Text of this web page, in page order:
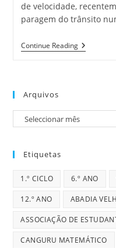
de velocidade,
paragem do trânsito
Continue Reading
Dos
Arquivos
Arquivos
Etiquetas
1.º CICLO 6.º ANO
12.º ANO ABADIA
ASSOCIAÇÃO DE
CANGURU MATEMÁTICO